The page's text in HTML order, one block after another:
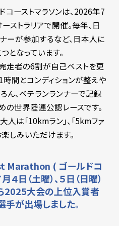
ーストマラソンは、2026年7
ーストラリアで開催。毎年、日
ーが参加するなど、日本人に
となっています。
走者の6割が自己ベストを更
間とコンディションが整えや
ん、ベテランランナーで記録
世界陸連公認レースです。
人は「10kmラン」、「5kmファ
しみいただけます。
Marathon ( ゴールドコ
日（土曜）、５日（日曜）
2025大会の上位入賞者
手が出場しました。